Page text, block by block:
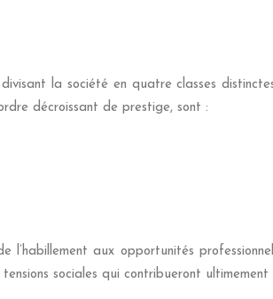
la société en quatre classes
décroissant de prestige, sont :
aux opportunités
sociales qui contribueront